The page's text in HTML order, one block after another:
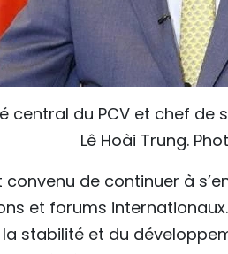
central du PCV et chef de
Lê Hoài Trung.
convenu de continuer à
et forums
stabilité et du